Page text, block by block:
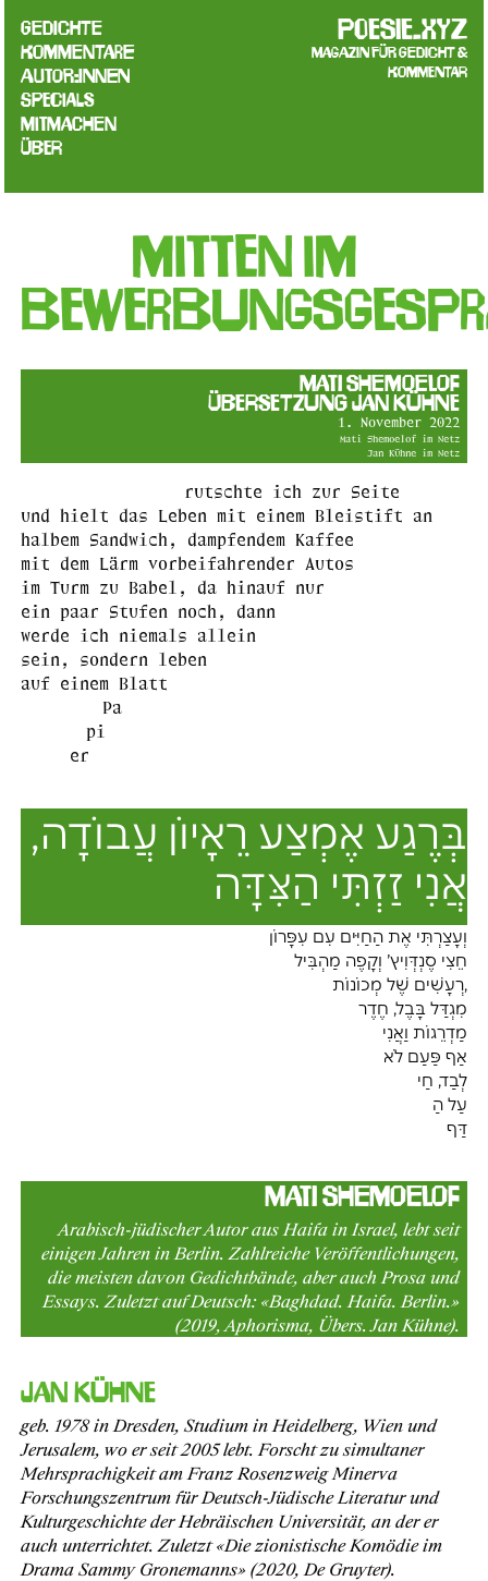
poesie.xyz
Magazin für Gedicht &
Kommentar
Gedichte
Kommentare
Autor:innen
Specials
Mitmachen
Über
Mitten im
Mati Shemoelof
Übersetzung Jan Kühne
1. November 2022
Mati Shemoelof im Netz
Jan Kühne im Netz
rutschte ich zur Seite
und hielt das Leben mit einem Bleistift an
halbem Sandwich, dampfendem Kaffee
mit dem Lärm vorbeifahrender Autos
im Turm zu Babel, da hinauf nur
ein paar Stufen noch, dann
werde ich niemals allein
sein, sondern leben
auf einem Blatt
Pa
pi
er
בְּרֶגַע אֶמְצַע רֵאָיוֹן עֲבוֹדָה,
אֲנִי זַזְתִּי הַצִּדָּה
וְעָצַרְתִּי אֶת הַחַיִּים עִם עִפָּרוֹן
חֵצִי סֶנְדְּוִיץ’ וְקָפֶה מַהְבִּיל
רְעָשִׁים שֶׁל מְכוֹנוֹת,
מִגְדַּל בָּבֶל, חֶדֶר
מַדְרֵגוֹת וַאֲנִי
אַף פַּעַם לֹא
לְבַד, חַי
עַל הַ
דַּף
Mati Shemoelof
Arabisch-jüdischer Autor aus Haifa in Israel, lebt seit
einigen Jahren in Berlin. Zahlreiche Veröffentlichungen,
die meisten davon Gedichtbände, aber auch Prosa und
Essays. Zuletzt auf Deutsch: «Baghdad. Haifa. Berlin.»
(2019, Aphorisma, Übers. Jan Kühne).
Jan Kühne
geb. 1978 in Dresden, Studium in Heidelberg, Wien und
Jerusalem, wo er seit 2005 lebt. Forscht zu simultaner
Mehrsprachigkeit am Franz Rosenzweig Minerva
Forschungszentrum für Deutsch-Jüdische Literatur und
Kulturgeschichte der Hebräischen Universität, an der er
auch unterrichtet. Zuletzt «Die zionistische Komödie im
Drama Sammy Gronemanns» (2020, De Gruyter).